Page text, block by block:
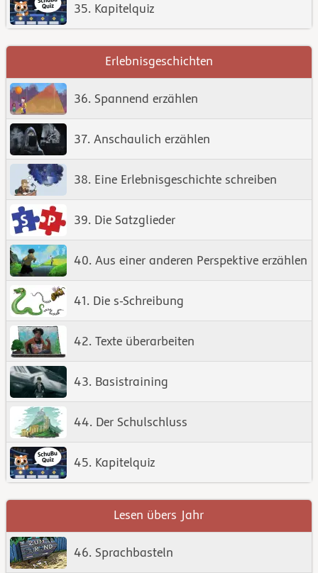
35. Kapitelquiz
Erlebnisgeschichten
36. Spannend erzählen
37. Anschaulich erzählen
38. Eine Erlebnisgeschichte schreiben
39. Die Satzglieder
40. Aus einer anderen Perspektive erzählen
41. Die s-Schreibung
42. Texte überarbeiten
43. Basistraining
44. Der Schulschluss
45. Kapitelquiz
Lesen übers Jahr
46. Sprachbasteln